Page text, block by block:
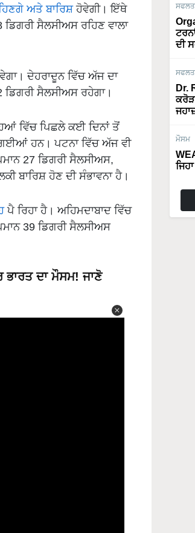
ਅਤੇ ਬਾਰਿਸ਼ਹੋਵੇਗੀ। ਇੱਥੇ
ਸੈਲਸੀਅਸ ਰਹਿਣ ਵਾਲਾ
ਦੇਹਰਾਦੂਨ ਵਿੱਚ ਅੱਜ ਦਾ
ਸੈਲਸੀਅਸ ਰਹੇਗਾ।
ਵਿੱਚ ਪਿਛਲੇ ਕਈ ਦਿਨਾਂ ਤੋਂ
ਗਈਆਂ ਹਨ। ਪਟਨਾ ਵਿੱਚ ਅੱਜ ਵੀ
27 ਡਿਗਰੀ ਸੈਲਸੀਅਸ,
ਬਾਰਿਸ਼ ਹੋਣ ਦੀ ਸੰਭਾਵਨਾ ਹੈ।
ਪੈ ਰਿਹਾ ਹੈ। ਅਹਿਮਦਾਬਾਦ ਵਿੱਚ
39 ਡਿਗਰੀ ਸੈਲਸੀਅਸ
ਦਾ ਮੌਸਮ! ਜਾਣੋ
ਦੀ
Dr.
ਕਰੋੜ
ਮੌਸਮ